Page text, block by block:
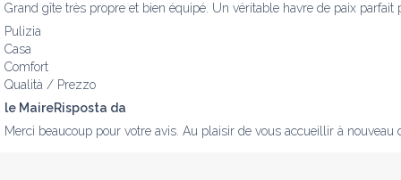
Grand gîte très propre et bien équipé. Un véritable havre de paix
Pulizia
Casa
Comfort
Qualità / Prezzo
le MaireRisposta da
Merci beaucoup pour votre avis. Au plaisir de vous accueillir à nouveau